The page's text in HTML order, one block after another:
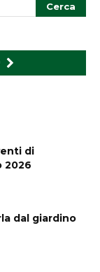
di
2026
dal giardino